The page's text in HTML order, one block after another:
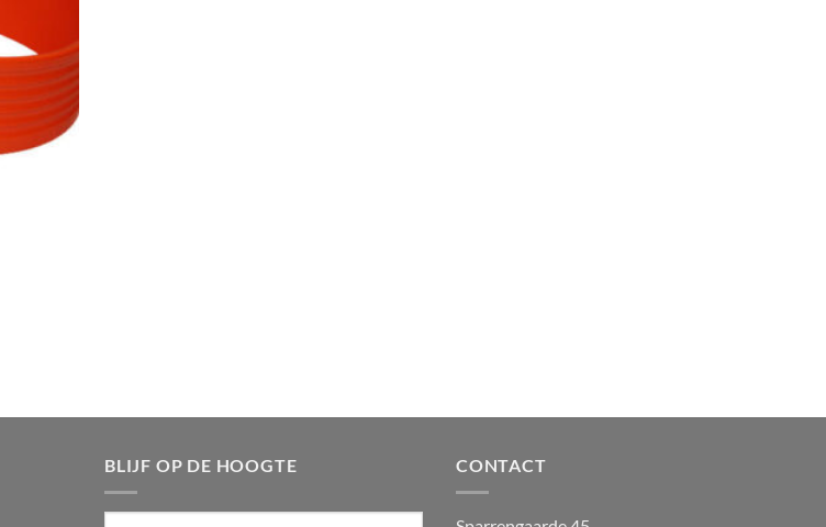
BLIJF OP DE HOOGTE CONTACT